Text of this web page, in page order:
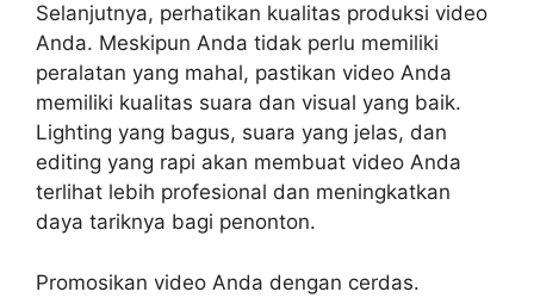
Selanjutnya, perhatikan kualitas produksi video
Anda. Meskipun Anda tidak perlu memiliki
peralatan yang mahal, pastikan video Anda
memiliki kualitas suara dan visual yang baik.
Lighting yang bagus, suara yang jelas, dan
editing yang rapi akan membuat video Anda
terlihat lebih profesional dan meningkatkan
daya tariknya bagi penonton.
Promosikan video Anda dengan cerdas.